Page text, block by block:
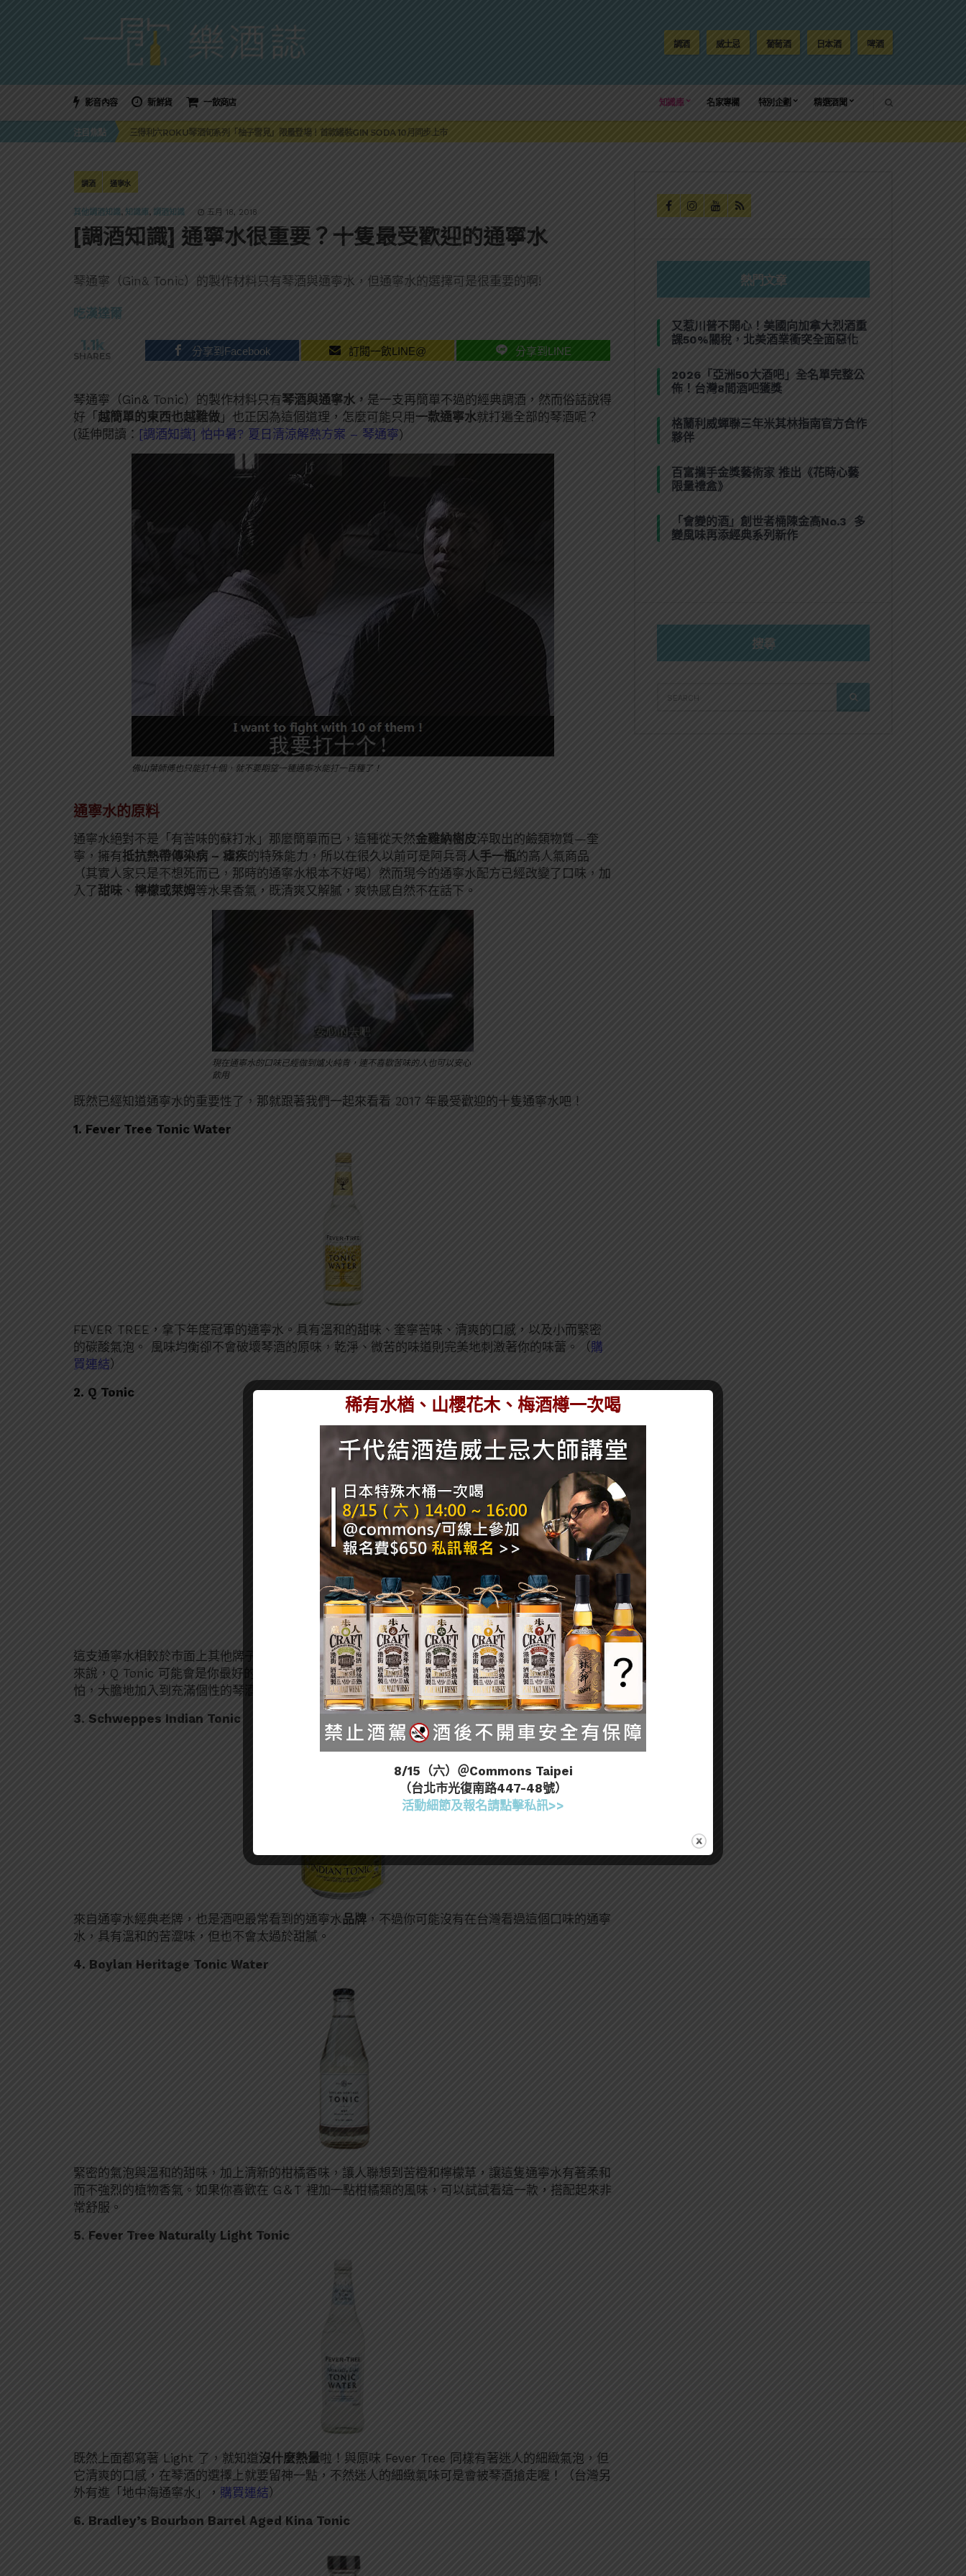
調酒 威士忌 葡萄酒 日本酒 啤酒
影音內容 新鮮貨 一飲商店 知識庫 名家專欄 特別企劃 精選酒聞
注目焦點
萬眾敲碗如期回歸！SUNMAI金色三麥3度攜手花蓮瓜農品牌「阿強西瓜」
三得利六ROKU琴酒旬系列「柚子雪見」限量登場！首款罐裝GIN SODA 10月同步上市
美國正式恢復蘇格蘭威士忌零關稅！烈酒產業再次迎來重磅利多
ABSOLUT 攜手 TABASCO® 重磅跨界，辣味伏特加7月強勢登台一口重擊味蕾
萬眾敲碗如期回歸！SUNMAI金色三麥3度攜手花蓮瓜農品牌「阿強西瓜」
三得利六ROKU琴酒旬系列「柚子雪見」限量登場！首款罐裝GIN SODA 10月同步上市
調酒 通寧水
其他調酒知識, 知識庫, 調酒知識 五月 18, 2018
[調酒知識] 通寧水很重要？十隻最受歡迎的通寧水
琴通寧（Gin& Tonic）的製作材料只有琴酒與通寧水，但通寧水的選擇可是很重要的啊!
吃漢達爾
1.1k
SHARES 分享到Facebook 訂閱一飲LINE@ 分享到LINE
琴通寧（Gin& Tonic）的製作材料只有琴酒與通寧水， 是一支再簡單不過的經典調酒，然而俗話說得
好「 越簡單的東西也越難做 」也正因為這個道理，怎麼可能只用一款通寧水就打遍全部的琴酒呢？
(延伸閱讀： [調酒知識] 怕中暑? 夏日清涼解熱方案 – 琴通寧)
佛山葉師傅也只能打十個，就不要期望一種通寧水能打一百種了！
通寧水的原料
通寧水絕對不是「有苦味的蘇打水」那麼簡單而已，這種從天然金雞納樹皮淬取出的鹼類物質—奎
寧，擁有抵抗熱帶傳染病 – 瘧疾的特殊能力，所以在很久以前可是阿兵哥人手一瓶的高人氣商品
（其實人家只是不想死而已，那時的通寧水根本不好喝）然而現今的通寧水配方已經改變了口味，加
入了甜味 、 檸檬或萊姆等水果香氣，既清爽又解膩，爽快感自然不在話下。
現在通寧水的口味已經做到爐火純青，連不喜歡苦味的人也可以安心
飲用
既然已經知道通寧水的重要性了，那就跟著我們一起來看看 2017 年最受歡迎的十隻通寧水吧！
1. Fever Tree Tonic Water
FEVER TREE，拿下年度冠軍的通寧水。具有溫和的甜味、奎寧苦味、清爽的口感，以及小而緊密
的碳酸氣泡。 風味均衡卻不會破壞琴酒的原味，乾淨、微苦的味道則完美地刺激著你的味蕾。（購
買連結）
2. Q Tonic
這支通寧水相較於市面上其他牌子的通寧水 來得不甜、偏苦。對於那些想要尋找清新苦澀口感的硬漢
來說，Q Tonic 可能會是你最好的救贖。乾淨且明確的通寧味道能夠使琴酒的個性更加鮮明。不要害
怕，大膽地加入到充滿個性的琴酒裡，相信他們會相處得很愉快的！
3. Schweppes Indian Tonic
來自通寧水經典老牌，也是酒吧最常看到的通寧水品牌 ，不過你可能沒有在台灣看過這個口味的通寧
水，具有溫和的苦澀味，但也不會太過於甜膩。
4. Boylan Heritage Tonic Water
緊密的氣泡與溫和的甜味，加上清新的柑橘香味，讓人聯想到苦橙和檸檬草，讓這隻通寧水有著柔和
而不強烈的植物香氣。如果你喜歡在 G＆T 裡加一點柑橘類的風味，可以試試看這一款，搭配起來非
常舒服。
5. Fever Tree Naturally Light Tonic
既然上面都寫著 Light 了，就知道沒什麼熱量啦！與原味 Fever Tree 同樣有著迷人的細緻氣泡，但
它清爽的口感，在琴酒的選擇上就要留神一點，不然迷人的細緻氣味可是會被琴酒搶走喔！（台灣另
外有進「地中海通寧水」， 購買連結）
6. Bradley’s Bourbon Barrel Aged Kina Tonic
熱門文章
又惹川普不開心！美國向加拿大烈酒重
課50%關稅，北美酒業衝突全面惡化
2026「亞洲50大酒吧」全名單完整公
佈！台灣8間酒吧獲獎
格蘭利威蟬聯三年米其林指南官方合作
夥伴
百富攜手金獎藝術家 推出《花時心藝
限量禮盒》
「會變的酒」創世者桶陳金高No.3 多
變風味再添經典系列新作
搜尋
FOR:
SEARCH
稀有水楢、山櫻花木、梅酒樽一次喝
8/15（六）＠Commons Taipei
（台北市光復南路447-48號）
活動細節及報名請點擊私訊>>